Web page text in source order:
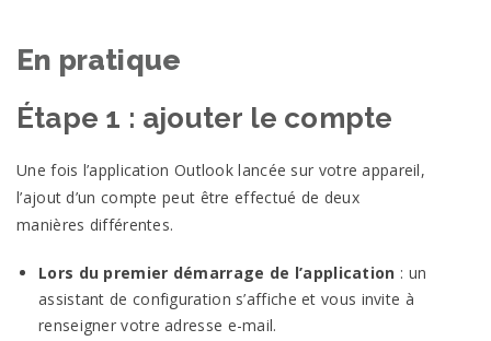
En pratique
Étape 1 : ajouter le compte
Une fois l’application Outlook lancée sur votre appareil,
l’ajout d’un compte peut être effectué de deux
manières différentes.
Lors du premier démarrage de l’application : un
assistant de configuration s’affiche et vous invite à
renseigner votre adresse e-mail.